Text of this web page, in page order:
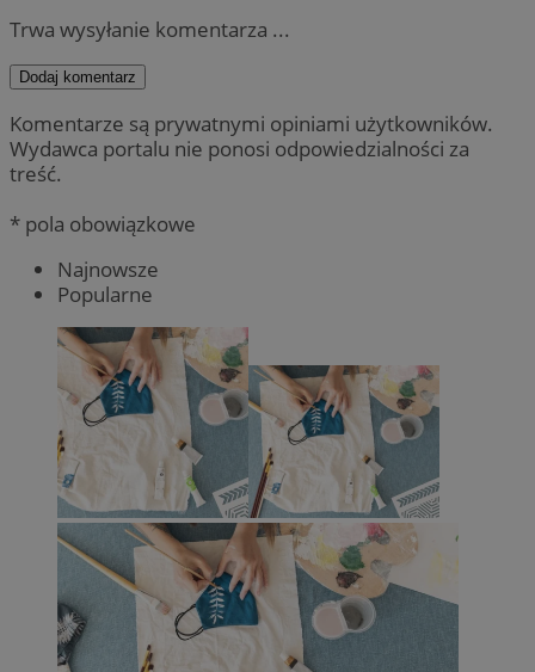
Trwa wysyłanie komentarza ...
Dodaj komentarz
Komentarze są prywatnymi opiniami użytkowników.
Wydawca portalu nie ponosi odpowiedzialności za
treść.
* pola obowiązkowe
Najnowsze
Popularne